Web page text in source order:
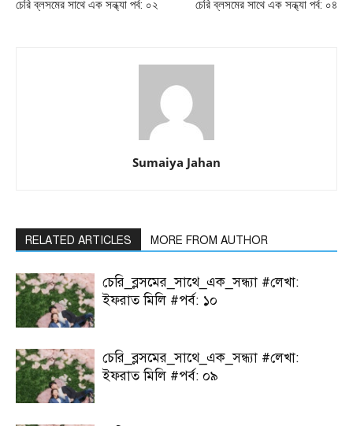
চেরি ব্লসমের সাথে এক সন্ধ্যা পর্ব: ০২ চেরি ব্লসমের সাথে এক সন্ধ্যা পর্ব: ০৪
Sumaiya Jahan
RELATED ARTICLES MORE FROM AUTHOR
চেরি_ব্লসমের_সাথে_এক_সন্ধ্যা #লেখা:
ইফরাত মিলি #পর্ব: ১০
চেরি_ব্লসমের_সাথে_এক_সন্ধ্যা #লেখা:
ইফরাত মিলি #পর্ব: ০৯